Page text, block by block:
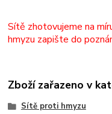
Sítě zhotovujeme na
hmyzu zapište do
Zboží zařazeno v
Sítě proti hmyzu